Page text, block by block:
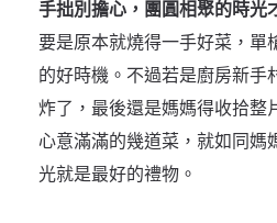
手拙別擔心，團圓相聚的時光
要是原本就燒得一手好菜，單
的好時機。不過若是廚房新手
炸了，最後還是媽媽得收拾整
心意滿滿的幾道菜，就如同媽
光就是最好的禮物。